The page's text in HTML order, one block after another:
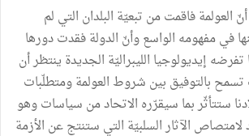
العولمة فاقمت من تبعيّة البلدان التي لم
مفهومه الواسع وأنّ الدولة فقدت دورها
إيديولوجيا الليبراليّة الجديدة ينتظر أن
بالتوفيق بين شروط العولمة ومتطلّبات
ستتأثّر بما سيقرّره الاتحاد من سياسات وهو
الآثار السلبيّة التي ستنتج عن الأزمة